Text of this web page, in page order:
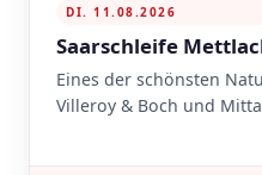
DI. 11.08.2026
Saarschleife
Eines der schönsten
Villeroy & Boch und